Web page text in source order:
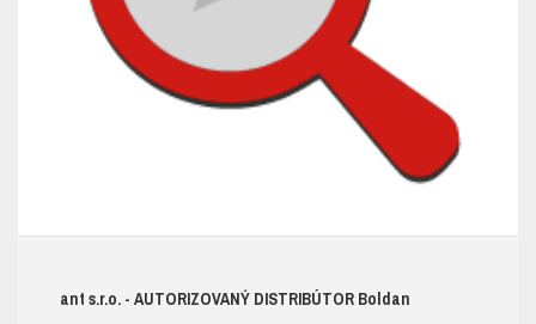
ant s.r.o. - AUTORIZOVANÝ DISTRIBÚTOR Boldan